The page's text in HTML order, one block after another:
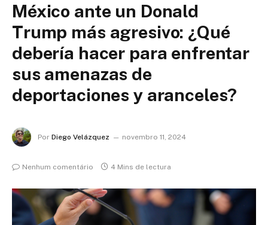
México ante un Donald
Trump más agresivo: ¿Qué
debería hacer para enfrentar
sus amenazas de
deportaciones y aranceles?
Por Diego Velázquez novembro 11, 2024
Nenhum comentário 4 Mins de lectura